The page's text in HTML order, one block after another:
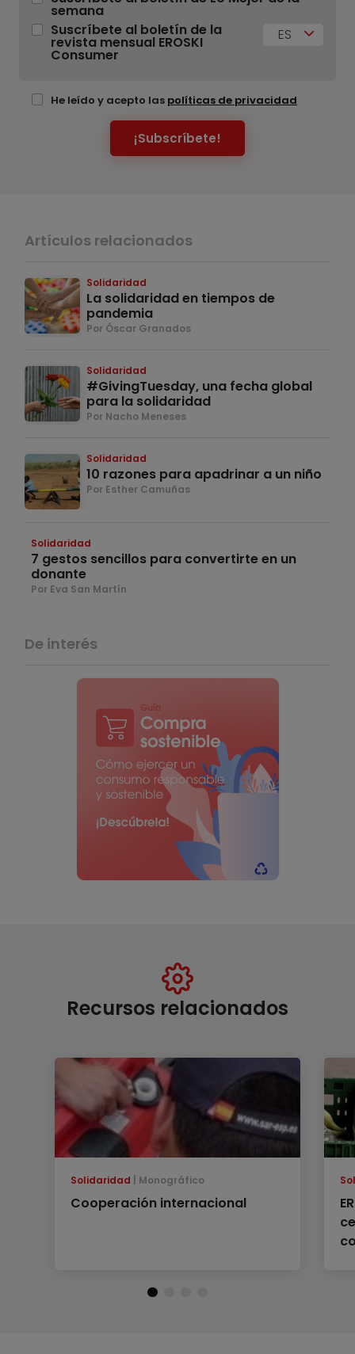
semana
Suscríbete al boletín de la
revista mensual EROSKI
Consumer
ES
He leído y acepto las políticas de privacidad
¡Subscríbete!
Artículos relacionados
Solidaridad
La solidaridad en tiempos de
pandemia
Por Óscar Granados
Solidaridad
#GivingTuesday, una fecha global
para la solidaridad
Por Nacho Meneses
Solidaridad
10 razones para apadrinar a un niño
Por Esther Camuñas
Solidaridad
7 gestos sencillos para convertirte en un
donante
Por Eva San Martín
De interés
Recursos relacionados
Solidaridad Monográfico
Cooperación internacional